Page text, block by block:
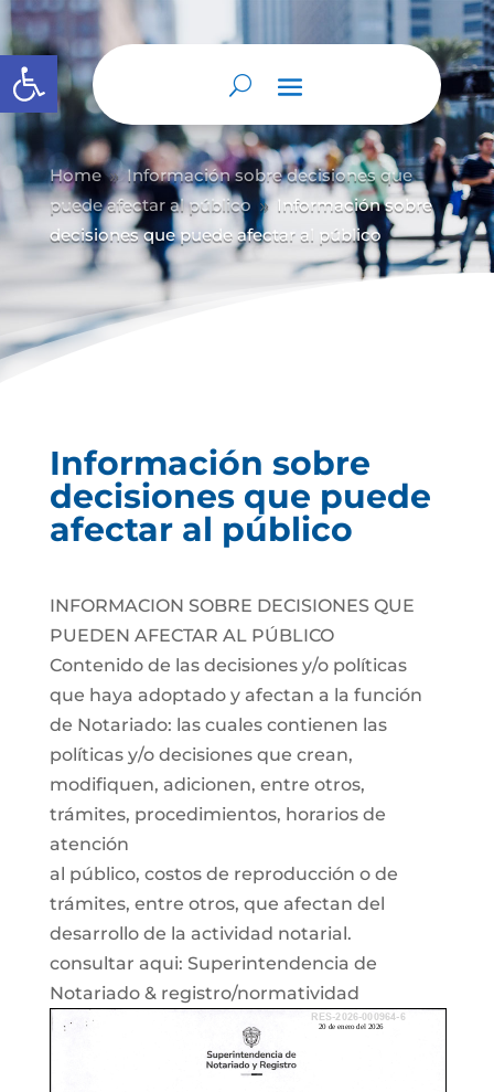
Abrir barra de herramientas
Home 9 Información sobre decisiones que
puede afectar al público 9 Información sobre
decisiones que puede afectar al público
Información sobre
decisiones que puede
afectar al público
INFORMACION SOBRE DECISIONES QUE
PUEDEN AFECTAR AL PÚBLICO
Contenido de las decisiones y/o políticas
que haya adoptado y afectan a la función
de Notariado: las cuales contienen las
políticas y/o decisiones que crean,
modifiquen, adicionen, entre otros,
trámites, procedimientos, horarios de
atención
al público, costos de reproducción o de
trámites, entre otros, que afectan del
desarrollo de la actividad notarial.
consultar aqui: Superintendencia de
Notariado & registro/normatividad